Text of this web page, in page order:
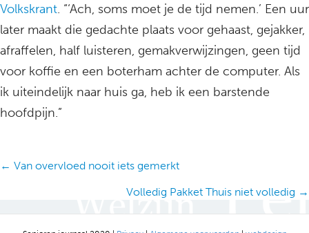
Volkskrant. “‘Ach, soms moet je de tijd nemen.’ Een uur
later maakt die gedachte plaats voor gehaast, gejakker,
afraffelen, half luisteren, gemakverwijzingen, geen tijd
voor koffie en een boterham achter de computer. Als
ik uiteindelijk naar huis ga, heb ik een barstende
hoofdpijn.”
Posts
← Van overvloed nooit iets gemerkt
Volledig Pakket Thuis niet volledig →